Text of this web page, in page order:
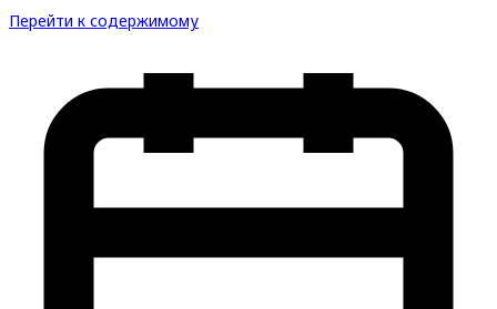
Перейти к содержимому